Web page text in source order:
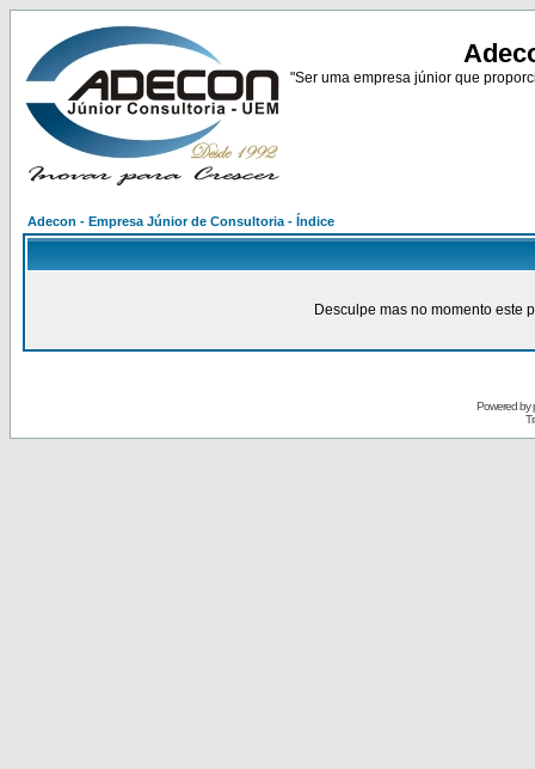
"Ser uma empresa júnior que
Adecon - Empresa Júnior de Consultoria - Índice
Desculpe mas no momento este
Powered by